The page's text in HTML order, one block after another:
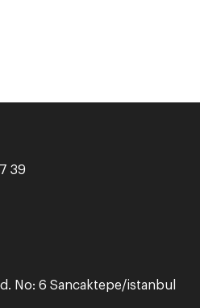
39
No: 6 Sancaktepe/istanbul